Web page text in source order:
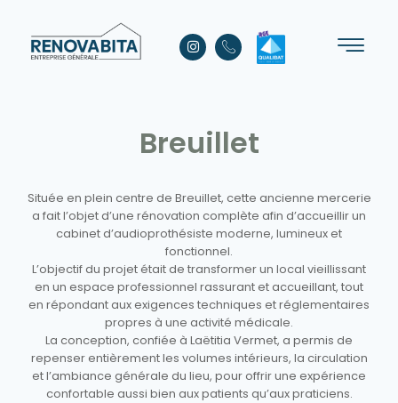
Breuillet
Située en plein centre de Breuillet, cette ancienne mercerie
a fait l’objet d’une rénovation complète afin d’accueillir un
cabinet d’audioprothésiste moderne, lumineux et
fonctionnel.
L’objectif du projet était de transformer un local vieillissant
en un espace professionnel rassurant et accueillant, tout
en répondant aux exigences techniques et réglementaires
propres à une activité médicale.
La conception, confiée à Laëtitia Vermet, a permis de
repenser entièrement les volumes intérieurs, la circulation
et l’ambiance générale du lieu, pour offrir une expérience
confortable aussi bien aux patients qu’aux praticiens.